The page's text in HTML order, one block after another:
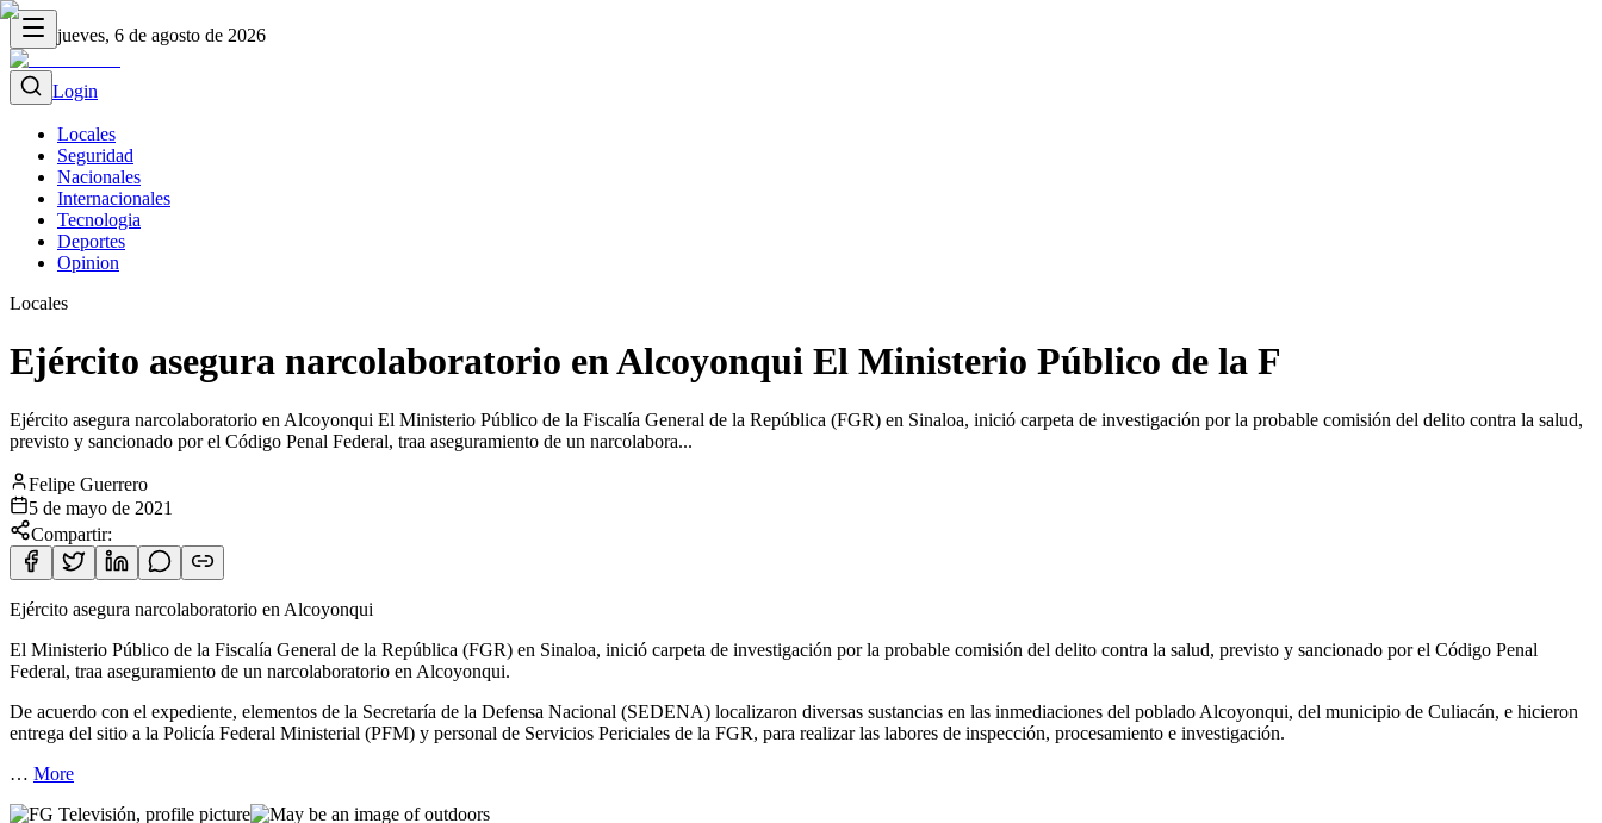
jueves, 6 de agosto de 2026
Login
Locales
Seguridad
Nacionales
Internacionales
Tecnologia
Deportes
Opinion
Locales
Ejército asegura narcolaboratorio en Alcoyonqui El Ministerio Público de la F
Ejército asegura narcolaboratorio en Alcoyonqui El Ministerio Público de la Fiscalía General de la República (FGR) en Sinaloa, inició carpeta de investigación por la probable comisión del delito contra la salud,
previsto y sancionado por el Código Penal Federal, traa aseguramiento de un narcolabora...
Felipe Guerrero
5 de mayo de 2021
Compartir:
Ejército asegura narcolaboratorio en Alcoyonqui
El Ministerio Público de la Fiscalía General de la República (FGR) en Sinaloa, inició carpeta de investigación por la probable comisión del delito contra la salud, previsto y sancionado por el Código Penal
Federal, traa aseguramiento de un narcolaboratorio en Alcoyonqui.
De acuerdo con el expediente, elementos de la Secretaría de la Defensa Nacional (SEDENA) localizaron diversas sustancias en las inmediaciones del poblado Alcoyonqui, del municipio de Culiacán, e hicieron
entrega del sitio a la Policía Federal Ministerial (PFM) y personal de Servicios Periciales de la FGR, para realizar las labores de inspección, procesamiento e investigación.
… More